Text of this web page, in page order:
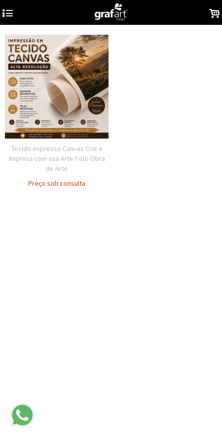
4 .
Tecido impresso Canvas Crie e
Imprima com sua Arte Foto Obra
de Arte
Preço sob consulta